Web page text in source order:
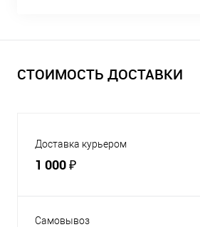
СТОИМОСТЬ ДОСТАВКИ
Доставка курьером
1 000 ₽
Самовывоз